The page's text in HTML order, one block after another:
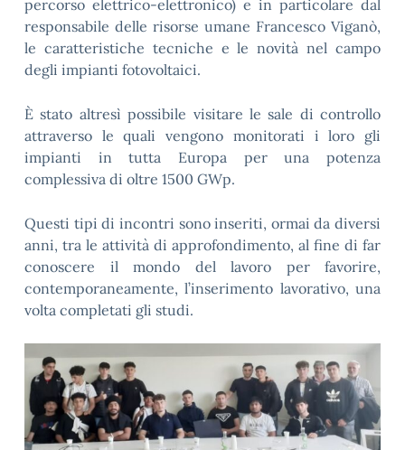
percorso elettrico-elettronico) e in particolare dal
responsabile delle risorse umane Francesco Viganò,
le caratteristiche tecniche e le novità nel campo
degli impianti fotovoltaici.
È stato altresì possibile visitare le sale di controllo
attraverso le quali vengono monitorati i loro gli
impianti in tutta Europa per una potenza
complessiva di oltre 1500 GWp.
Questi tipi di incontri sono inseriti, ormai da diversi
anni, tra le attività di approfondimento, al fine di far
conoscere il mondo del lavoro per favorire,
contemporaneamente, l’inserimento lavorativo, una
volta completati gli studi.